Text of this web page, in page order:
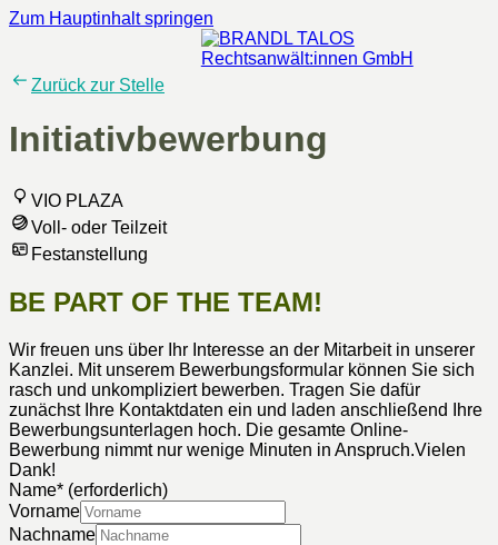
Zum Hauptinhalt springen
Zurück zur Stelle
Initiativbewerbung
VIO PLAZA
Voll- oder Teilzeit
Festanstellung
BE PART OF THE TEAM!
Wir freuen uns über Ihr Interesse an der Mitarbeit in unserer
Kanzlei. Mit unserem Bewerbungsformular können Sie sich
rasch und unkompliziert bewerben. Tragen Sie dafür
zunächst Ihre Kontaktdaten ein und laden anschließend Ihre
Bewerbungsunterlagen hoch. Die gesamte Online-
Bewerbung nimmt nur wenige Minuten in Anspruch.Vielen
Dank!
Name* (erforderlich)
Vorname
Nachname